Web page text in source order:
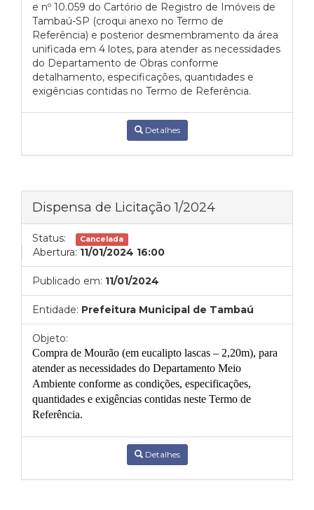
e nº 10.059 do Cartório de Registro de Imóveis de
Tambaú-SP (croqui anexo no Termo de
Referência) e posterior desmembramento da área
unificada em 4 lotes, para atender as necessidades
do Departamento de Obras conforme
detalhamento, especificações, quantidades e
exigências contidas no Termo de Referência.
Detalhes
Dispensa de Licitação 1/2024
Status: Cancelada
Abertura: 11/01/2024 16:00
Publicado em: 11/01/2024
Entidade: Prefeitura Municipal de Tambaú
Objeto:
Compra de Mourão (em eucalipto lascas – 2,20m), para
atender as necessidades do Departamento Meio
Ambiente conforme as condições, especificações,
quantidades e exigências contidas neste Termo de
Referência.
Detalhes